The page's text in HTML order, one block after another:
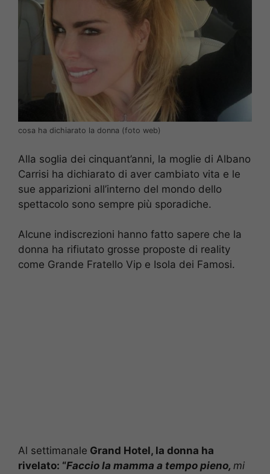
cosa ha dichiarato la donna (foto web)
Alla soglia dei cinquant’anni, la moglie di Albano
Carrisi ha dichiarato di aver cambiato vita e le
sue apparizioni all’interno del mondo dello
spettacolo sono sempre più sporadiche.
Alcune indiscrezioni hanno fatto sapere che la
donna ha rifiutato grosse proposte di reality
come Grande Fratello Vip e Isola dei Famosi.
Al settimanale Grand Hotel, la donna ha
rivelato: “Faccio la mamma a tempo pieno, mi